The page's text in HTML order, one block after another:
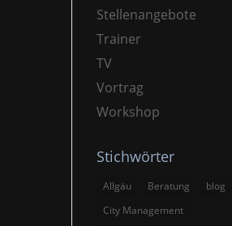
Stellenangebote
Trainer
TV
Vortrag
Workshop
Stichwörter
Allgäu Beratung
blog
City Management